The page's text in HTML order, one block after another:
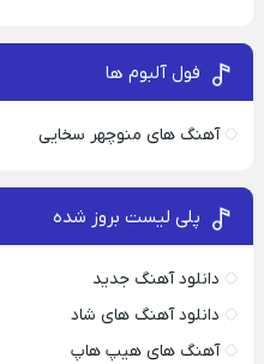
فول آلبوم ها
آهنگ های منوچهر سخایی
پلی لیست بروز شده
دانلود آهنگ جدید
دانلود آهنگ های شاد
آهنگ های هیپ هاپ